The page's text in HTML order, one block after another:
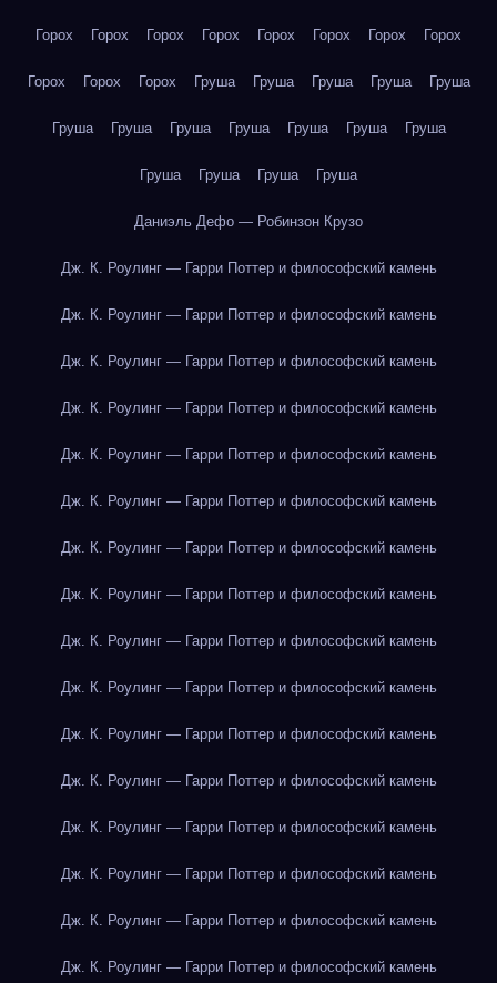
Горох Горох Горох Горох Горох Горох Горох Горох
Горох Горох Горох Груша Груша Груша Груша Груша
Груша Груша Груша Груша Груша Груша Груша
Груша Груша Груша Груша
Даниэль Дефо — Робинзон Крузо
Дж. К. Роулинг — Гарри Поттер и философский камень
Дж. К. Роулинг — Гарри Поттер и философский камень
Дж. К. Роулинг — Гарри Поттер и философский камень
Дж. К. Роулинг — Гарри Поттер и философский камень
Дж. К. Роулинг — Гарри Поттер и философский камень
Дж. К. Роулинг — Гарри Поттер и философский камень
Дж. К. Роулинг — Гарри Поттер и философский камень
Дж. К. Роулинг — Гарри Поттер и философский камень
Дж. К. Роулинг — Гарри Поттер и философский камень
Дж. К. Роулинг — Гарри Поттер и философский камень
Дж. К. Роулинг — Гарри Поттер и философский камень
Дж. К. Роулинг — Гарри Поттер и философский камень
Дж. К. Роулинг — Гарри Поттер и философский камень
Дж. К. Роулинг — Гарри Поттер и философский камень
Дж. К. Роулинг — Гарри Поттер и философский камень
Дж. К. Роулинг — Гарри Поттер и философский камень